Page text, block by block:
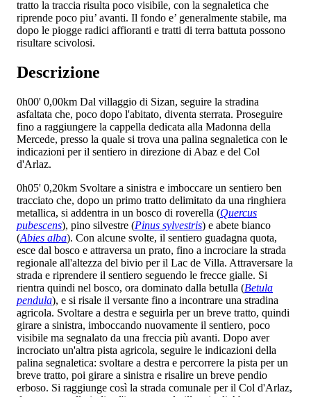
tratto la traccia risulta poco visibile, con la segnaletica che
riprende poco piu’ avanti. Il fondo e’ generalmente stabile, ma
dopo le piogge radici affioranti e tratti di terra battuta possono
risultare scivolosi.
Descrizione
0h00' 0,00km Dal villaggio di Sizan, seguire la stradina
asfaltata che, poco dopo l'abitato, diventa sterrata. Proseguire
fino a raggiungere la cappella dedicata alla Madonna della
Mercede, presso la quale si trova una palina segnaletica con le
indicazioni per il sentiero in direzione di Abaz e del Col
d'Arlaz.
0h05' 0,20km Svoltare a sinistra e imboccare un sentiero ben
tracciato che, dopo un primo tratto delimitato da una ringhiera
metallica, si addentra in un bosco di roverella (Quercus
pubescens), pino silvestre (Pinus sylvestris) e abete bianco
(Abies alba). Con alcune svolte, il sentiero guadagna quota,
esce dal bosco e attraversa un prato, fino a incrociare la strada
regionale all'altezza del bivio per il Lac de Villa. Attraversare la
strada e riprendere il sentiero seguendo le frecce gialle. Si
rientra quindi nel bosco, ora dominato dalla betulla (Betula
pendula), e si risale il versante fino a incontrare una stradina
agricola. Svoltare a destra e seguirla per un breve tratto, quindi
girare a sinistra, imboccando nuovamente il sentiero, poco
visibile ma segnalato da una freccia più avanti. Dopo aver
incrociato un'altra pista agricola, seguire le indicazioni della
palina segnaletica: svoltare a destra e percorrere la pista per un
breve tratto, poi girare a sinistra e risalire un breve pendio
erboso. Si raggiunge così la strada comunale per il Col d'Arlaz,